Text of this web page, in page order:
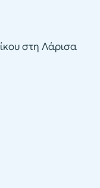
στη Λάρισα